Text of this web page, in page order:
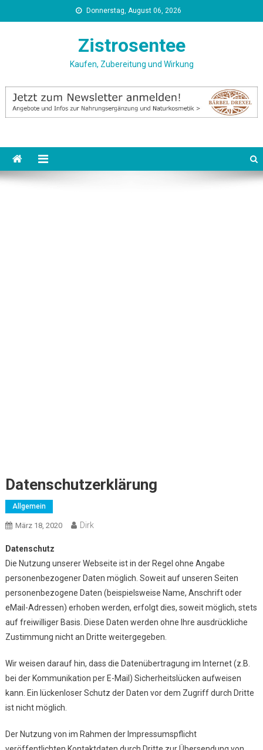
to
Donnerstag, August 06, 2026
Zistrosentee
Kaufen, Zubereitung und Wirkung
Datenschutzerklärung
Allgemein
März 18, 2020 Dirk
Datenschutz
Die Nutzung unserer Webseite ist in der Regel ohne Angabe
personenbezogener Daten möglich. Soweit auf unseren Seiten
personenbezogene Daten (beispielsweise Name, Anschrift oder
eMail-Adressen) erhoben werden, erfolgt dies, soweit möglich, stets
auf freiwilliger Basis. Diese Daten werden ohne Ihre ausdrückliche
Zustimmung nicht an Dritte weitergegeben.
Wir weisen darauf hin, dass die Datenübertragung im Internet (z.B.
bei der Kommunikation per E-Mail) Sicherheitslücken aufweisen
kann. Ein lückenloser Schutz der Daten vor dem Zugriff durch Dritte
ist nicht möglich.
Der Nutzung von im Rahmen der Impressumspflicht